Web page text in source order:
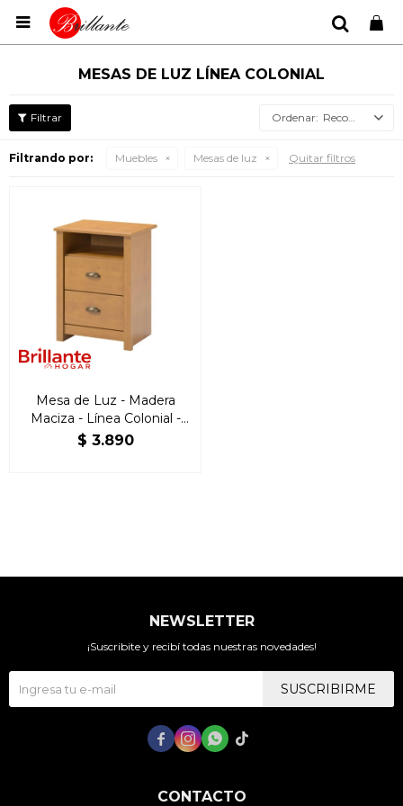

MESAS DE LUZ LÍNEA COLONIAL
Recomendados
Filtrando por: Muebles Mesas de luz Quitar filtros
Mesa de Luz - Madera
Maciza - Línea Colonial -
Freijo
$ 3.890
CONTACTO
NEWSLETTER
¡Suscribite y recibí todas nuestras novedades!
SUSCRIBIRME
   